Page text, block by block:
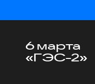
6 марта
«ГЭС-2»